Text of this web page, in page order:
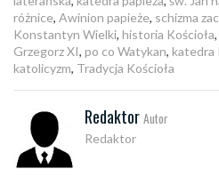
różnice, Awinion papieże, schizma
Konstantyn Wielki, historia Kościoła,
Grzegorz XI, po co Watykan, katedra
katolicyzm, Tradycja Kościoła
Redaktor Autor
Redaktor